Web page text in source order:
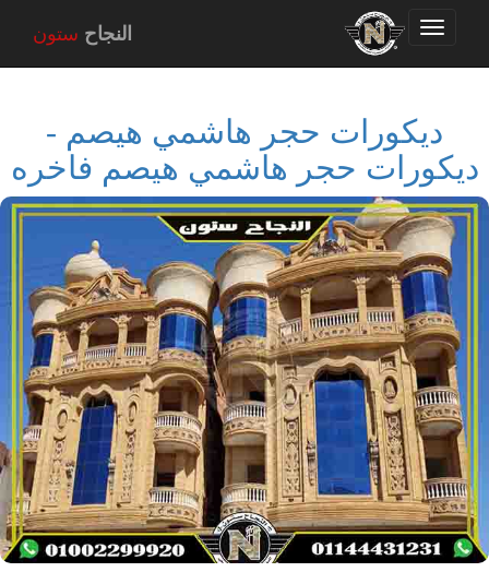
Toggle
navigation
النجاح ستون
ديكورات حجر هاشمي هيصم -
ديكورات حجر هاشمي هيصم فاخره